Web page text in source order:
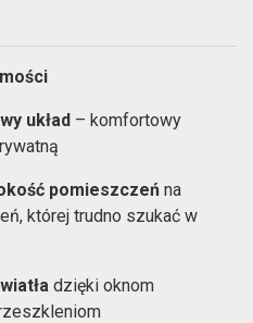
układ – komfortowy
pomieszczeń na
której trudno szukać w
dzięki oknom